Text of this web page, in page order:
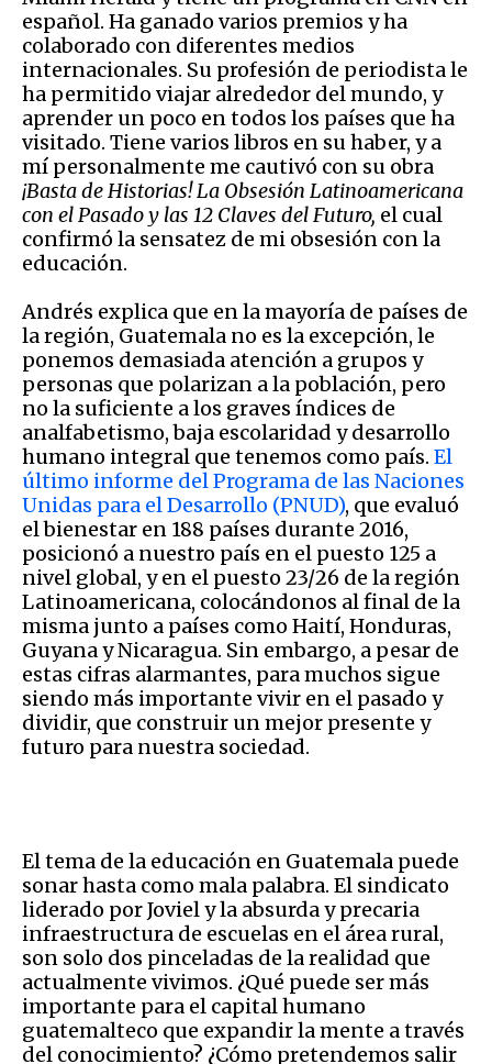
español. Ha ganado varios premios y ha
colaborado con diferentes medios
internacionales. Su profesión de periodista le
ha permitido viajar alrededor del mundo, y
aprender un poco en todos los países que ha
visitado. Tiene varios libros en su haber, y a
mí personalmente me cautivó con su obra
¡Basta de Historias! La Obsesión Latinoamericana
con el Pasado y las 12 Claves del Futuro, el cual
confirmó la sensatez de mi obsesión con la
educación.
Andrés explica que en la mayoría de países de
la región, Guatemala no es la excepción, le
ponemos demasiada atención a grupos y
personas que polarizan a la población, pero
no la suficiente a los graves índices de
analfabetismo, baja escolaridad y desarrollo
humano integral que tenemos como país. El
último informe del Programa de las Naciones
Unidas para el Desarrollo (PNUD), que evaluó
el bienestar en 188 países durante 2016,
posicionó a nuestro país en el puesto 125 a
nivel global, y en el puesto 23/26 de la región
Latinoamericana, colocándonos al final de la
misma junto a países como Haití, Honduras,
Guyana y Nicaragua. Sin embargo, a pesar de
estas cifras alarmantes, para muchos sigue
siendo más importante vivir en el pasado y
dividir, que construir un mejor presente y
futuro para nuestra sociedad.
El tema de la educación en Guatemala puede
sonar hasta como mala palabra. El sindicato
liderado por Joviel y la absurda y precaria
infraestructura de escuelas en el área rural,
son solo dos pinceladas de la realidad que
actualmente vivimos. ¿Qué puede ser más
importante para el capital humano
guatemalteco que expandir la mente a través
del conocimiento? ¿Cómo pretendemos salir